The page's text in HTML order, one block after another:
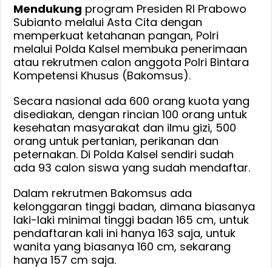
Mendukung program Presiden RI Prabowo
Subianto melalui Asta Cita dengan
memperkuat ketahanan pangan, Polri
melalui Polda Kalsel membuka penerimaan
atau rekrutmen calon anggota Polri Bintara
Kompetensi Khusus (Bakomsus).
Secara nasional ada 600 orang kuota yang
disediakan, dengan rincian 100 orang untuk
kesehatan masyarakat dan ilmu gizi, 500
orang untuk pertanian, perikanan dan
peternakan. Di Polda Kalsel sendiri sudah
ada 93 calon siswa yang sudah mendaftar.
Dalam rekrutmen Bakomsus ada
kelonggaran tinggi badan, dimana biasanya
laki-laki minimal tinggi badan 165 cm, untuk
pendaftaran kali ini hanya 163 saja, untuk
wanita yang biasanya 160 cm, sekarang
hanya 157 cm saja.